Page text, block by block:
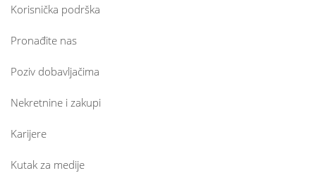
Korisnička podrška
Pronađite nas
Poziv dobavljačima
Nekretnine i zakupi
Karijere
Kutak za medije